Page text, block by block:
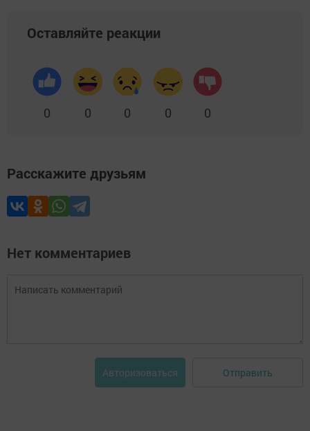
Оставляйте реакции
0 0 0 0 0
Расскажите друзьям
Нет комментариев
Авторизоваться Отправить